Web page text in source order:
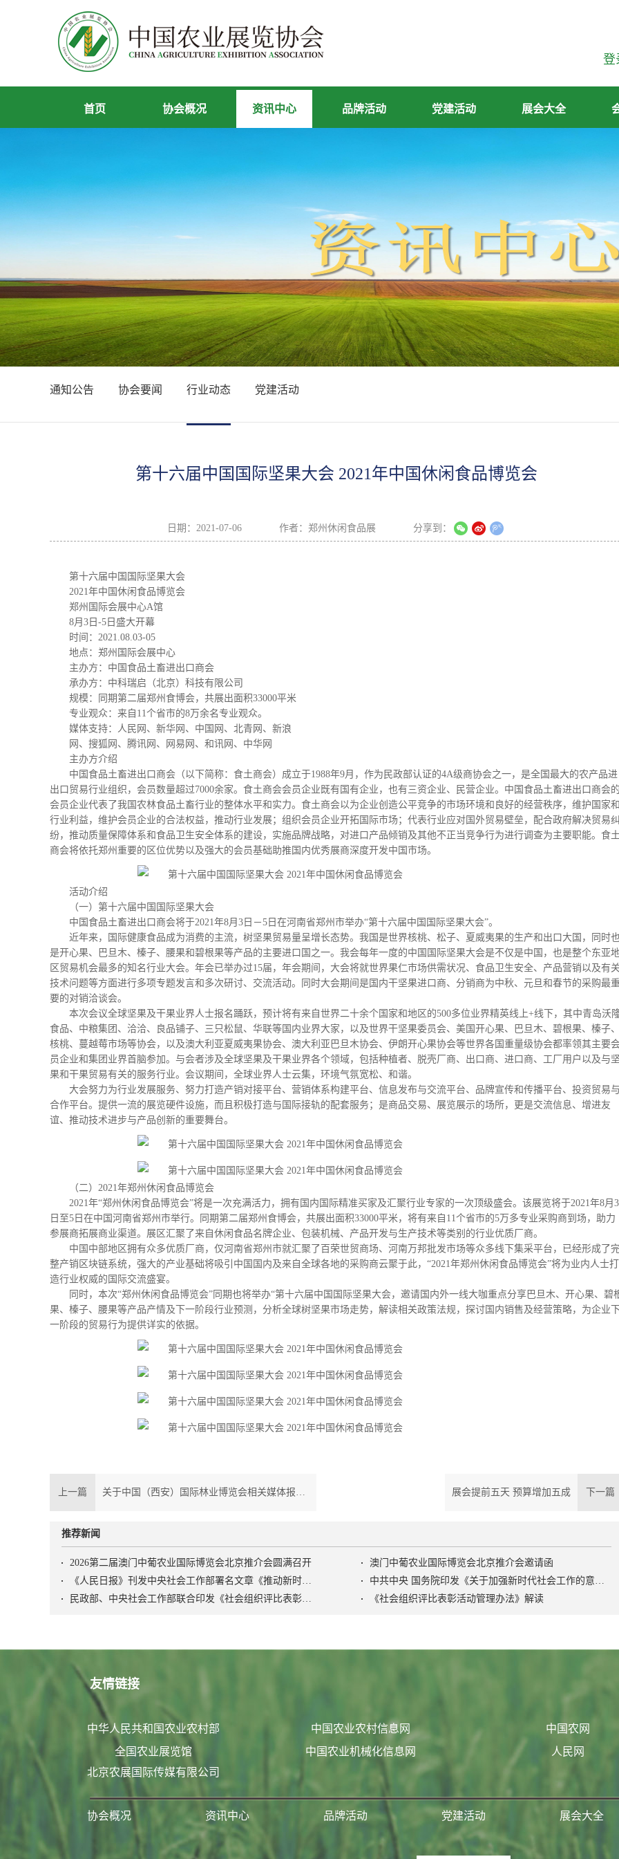
登
首页 协会概况 资讯中心 品牌活动 党建活动 展会大全
通知公告 协会要闻 行业动态 党建活动
第十六届中国国际坚果大会 2021年中国休闲食品博览会
日期： 2021-07-06 作者： 郑州休闲食品展 分享到：
第十六届中国国际坚果大会
2021年中国休闲食品博览会
郑州国际会展中心A馆
8月3日-5日盛大开幕
时间：2021.08.03-05
地点：郑州国际会展中心
主办方：中国食品土畜进出口商会
承办方：中科瑞启（北京）科技有限公司
规模：同期第二届郑州食博会，共展出面积33000平米
专业观众：来自11个省市的8万余名专业观众。
媒体支持：人民网、新华网、中国网、北青网、新浪
网、搜狐网、腾讯网、网易网、和讯网、中华网
主办方介绍
中国食品土畜进出口商会（以下简称：食土商会）成立于1988年9月，作为民政部认证的4A级商协会之一，是全国最大的农产品进
出口贸易行业组织，会员数量超过7000余家。食土商会会员企业既有国有企业，也有三资企业、民营企业。中国食品土畜进出口商会的
会员企业代表了我国农林食品土畜行业的整体水平和实力。食土商会以为企业创造公平竞争的市场环境和良好的经营秩序，维护国家和
行业利益，维护会员企业的合法权益，推动行业发展；组织会员企业开拓国际市场；代表行业应对国外贸易壁垒，配合政府解决贸易纠
纷，推动质量保障体系和食品卫生安全体系的建设，实施品牌战略，对进口产品倾销及其他不正当竞争行为进行调查为主要职能。食土
商会将依托郑州重要的区位优势以及强大的会员基础助推国内优秀展商深度开发中国市场。
活动介绍
（一）第十六届中国国际坚果大会
中国食品土畜进出口商会将于2021年8月3日－5日在河南省郑州市举办“第十六届中国国际坚果大会”。
近年来，国际健康食品成为消费的主流，树坚果贸易量呈增长态势。我国是世界核桃、松子、夏威夷果的生产和出口大国，同时
是开心果、巴旦木、榛子、腰果和碧根果等产品的主要进口国之一。我会每年一度的中国国际坚果大会是不仅是中国，也是整个东亚
区贸易机会最多的知名行业大会。年会已举办过15届，年会期间，大会将就世界果仁市场供需状况、食品卫生安全、产品营销以及有关
技术问题等方面进行多项专题发言和多次研讨、交流活动。同时大会期间是国内干坚果进口商、分销商为中秋、元旦和春节的采购最
要的对销洽谈会。
本次会议全球坚果及干果业界人士报名踊跃，预计将有来自世界二十余个国家和地区的500多位业界精英线上+线下，其中青岛沃
食品、中粮集团、洽洽、良品铺子、三只松鼠、华联等国内业界大家，以及世界干坚果委员会、美国开心果、巴旦木、碧根果、榛子、
核桃、蔓越莓市场等协会，以及澳大利亚夏威夷果协会、澳大利亚巴旦木协会、伊朗开心果协会等世界各国重量级协会都率领其主要
员企业和集团业界首脑参加。与会者涉及全球坚果及干果业界各个领域，包括种植者、脱壳厂商、出口商、进口商、工厂用户以及与坚
果和干果贸易有关的服务行业。会议期间，全球业界人士云集，环境气氛宽松、和谐。
大会努力为行业发展服务、努力打造产销对接平台、营销体系构建平台、信息发布与交流平台、品牌宣传和传播平台、投资贸易与
合作平台。提供一流的展览硬件设施，而且积极打造与国际接轨的配套服务；是商品交易、展览展示的场所，更是交流信息、增进友
谊、推动技术进步与产品创新的重要舞台。
（二）2021年郑州休闲食品博览会
2021年“郑州休闲食品博览会”将是一次充满活力，拥有国内国际精准买家及汇聚行业专家的一次顶级盛会。该展览将于2021年8月3
日至5日在中国河南省郑州市举行。同期第二届郑州食博会，共展出面积33000平米，将有来自11个省市的5万多专业采购商到场，助力
参展商拓展商业渠道。展区汇聚了来自休闲食品名牌企业、包装机械、产品开发与生产技术等类别的行业优质厂商。
中国中部地区拥有众多优质厂商，仅河南省郑州市就汇聚了百荣世贸商场、河南万邦批发市场等众多线下集采平台，已经形成了
整产销区块链系统，强大的产业基础将吸引中国国内及来自全球各地的采购商云聚于此，“2021年郑州休闲食品博览会”将为业内人士打
造行业权威的国际交流盛宴。
同时，本次“郑州休闲食品博览会”同期也将举办“第十六届中国国际坚果大会，邀请国内外一线大咖重点分享巴旦木、开心果、碧
果、榛子、腰果等产品产情及下一阶段行业预测，分析全球树坚果市场走势，解读相关政策法规，探讨国内销售及经营策略，为企业下
一阶段的贸易行为提供详实的依据。
上一篇 关于中国（西安）国际林业博览会相关媒体报道链接 下一篇
展会提前五天 预算增加五成
推荐新闻
2026第二届澳门中葡农业国际博览会北京推介会圆满召开
澳门中葡农业国际博览会北京推介会邀请函
《人民日报》刊发中央社会工作部署名文章《推动新时代社会工作高质量发展 坚定不移走中国特色社会主义社会治理之路》
中共中央 国务院印发《关于加强新时代社会工作的意见》
民政部、中央社会工作部联合印发《社会组织评比表彰活动管理办法》
《社会组织评比表彰活动管理办法》解读
友情链接
中华人民共和国农业农村部
全国农业展览馆
北京农展国际传媒有限公司
中国农业农村信息网
中国农业机械化信息网
中国农网
人民网
协会概况 资讯中心 品牌活动 党建活动 展会大全